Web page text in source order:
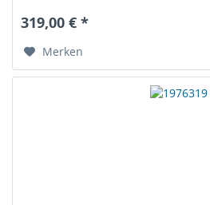
319,00 € *
Merken